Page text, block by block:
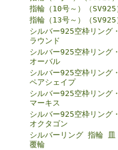
指輪（10号～）（SV925
指輪（13号～）（SV925
シルバー925空枠リング・
ラウンド
シルバー925空枠リング・
オーバル
シルバー925空枠リング・
ペアシェイプ
シルバー925空枠リング・
マーキス
シルバー925空枠リング・
オクタゴン
シルバーリング 指輪 皿
覆輪